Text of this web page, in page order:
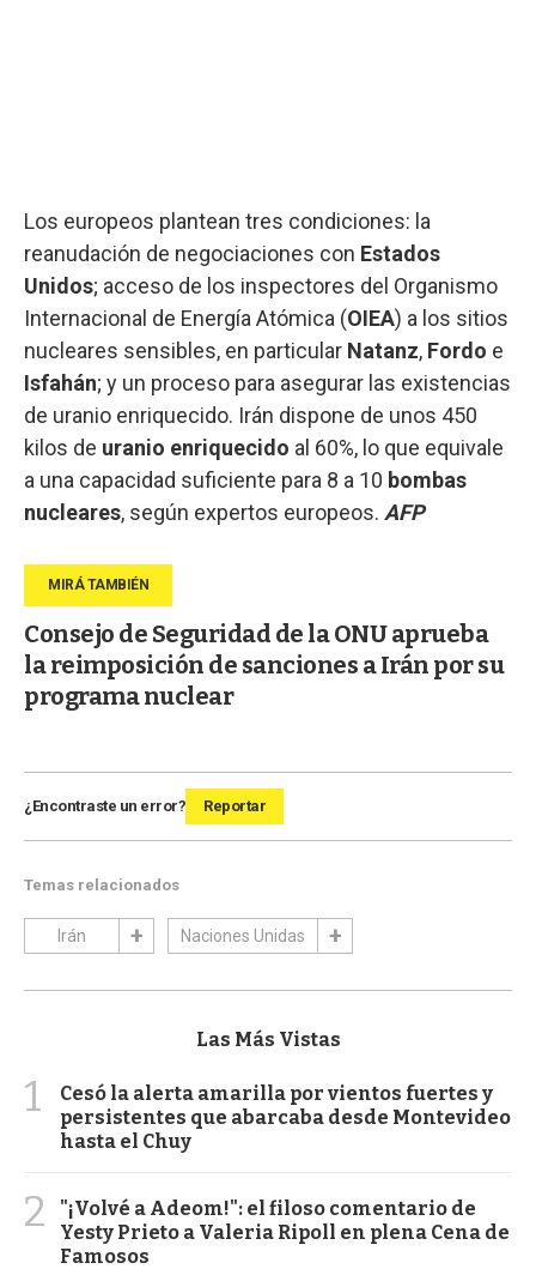
Los europeos plantean tres condiciones: la
reanudación de negociaciones con Estados
Unidos; acceso de los inspectores del Organismo
Internacional de Energía Atómica (OIEA) a los sitios
nucleares sensibles, en particular Natanz, Fordo e
Isfahán; y un proceso para asegurar las existencias
de uranio enriquecido. Irán dispone de unos 450
kilos de uranio enriquecido al 60%, lo que equivale
a una capacidad suficiente para 8 a 10 bombas
nucleares, según expertos europeos. AFP
Consejo de Seguridad de la ONU aprueba
la reimposición de sanciones a Irán por su
programa nuclear
¿Encontraste un error? Reportar
Temas relacionados
Irán Naciones Unidas
Las Más Vistas
1
Cesó la alerta amarilla por vientos fuertes y
persistentes que abarcaba desde Montevideo
hasta el Chuy
2
"¡Volvé a Adeom!": el filoso comentario de
Yesty Prieto a Valeria Ripoll en plena Cena de
Famosos